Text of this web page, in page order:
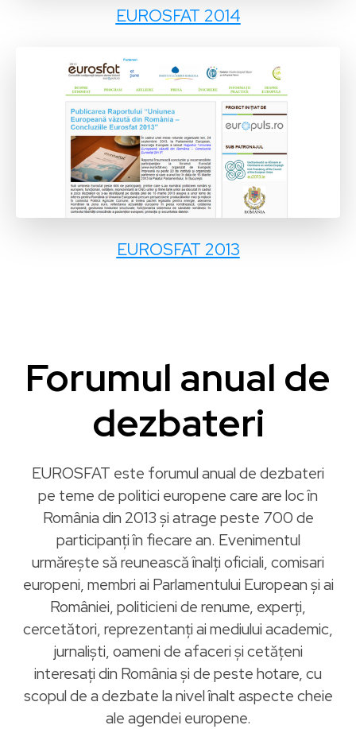
EUROSFAT 2014
EUROSFAT 2013
Forumul anual de
dezbateri
EUROSFAT este forumul anual de dezbateri
pe teme de politici europene care are loc în
România din 2013 și atrage peste 700 de
participanți în fiecare an. Evenimentul
urmărește să reunească înalți oficiali, comisari
europeni, membri ai Parlamentului European și ai
României, politicieni de renume, experți,
cercetători, reprezentanți ai mediului academic,
jurnaliști, oameni de afaceri și cetățeni
interesați din România și de peste hotare, cu
scopul de a dezbate la nivel înalt aspecte cheie
ale agendei europene.